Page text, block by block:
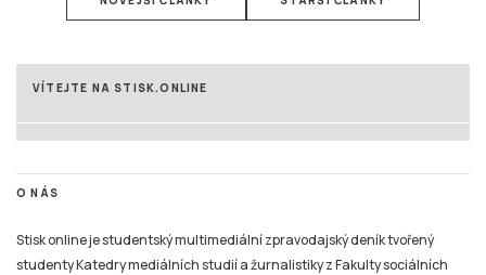
VÍTEJTE NA STISK.ONLINE
O NÁS
Stisk online je studentský multimediální zpravodajský deník tvořený
studenty Katedry mediálních studií a žurnalistiky z Fakulty sociálních